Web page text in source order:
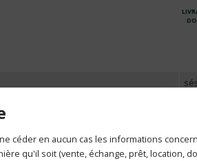
0.4g
céder en aucun cas les informations
qu'il soit (vente, échange, prêt, location,